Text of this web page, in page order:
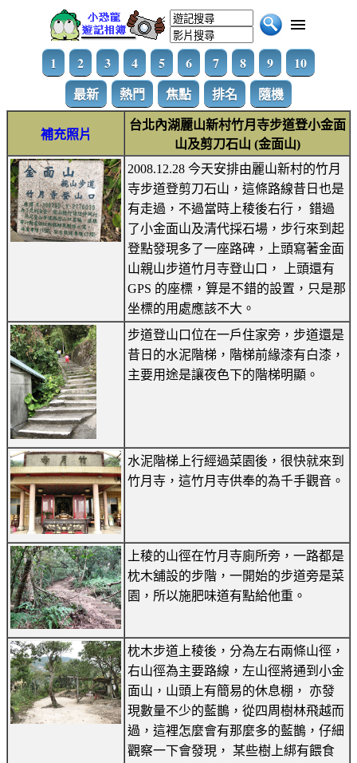
1 2 3 4 5 6 7 8 9
10
最新
熱門 焦點 排名 隨機
補充照片
台北內湖麗山新村竹月寺步道登小金面
山及剪刀石山 (金面山)
2008.12.28 今天安排由麗山新村的竹月
寺步道登剪刀石山，這條路線昔日也是
有走過，不過當時上稜後右行， 錯過
了小金面山及清代採石場，步行來到起
登點發現多了一座路碑，上頭寫著金面
山親山步道竹月寺登山口， 上頭還有
GPS 的座標，算是不錯的設置，只是那
坐標的用處應該不大。
步道登山口位在一戶住家旁，步道還是
昔日的水泥階梯，階梯前緣漆有白漆，
主要用途是讓夜色下的階梯明顯。
水泥階梯上行經過菜園後，很快就來到
竹月寺，這竹月寺供奉的為千手觀音。
上稜的山徑在竹月寺廁所旁，一路都是
枕木舖設的步階，一開始的步道旁是菜
園，所以施肥味道有點給他重。
枕木步道上稜後，分為左右兩條山徑，
右山徑為主要路線，左山徑將通到小金
面山，山頭上有簡易的休息棚， 亦發
現數量不少的藍鵲，從四周樹林飛越而
過，這裡怎麼會有那麼多的藍鵲，仔細
觀察一下會發現， 某些樹上綁有餵食